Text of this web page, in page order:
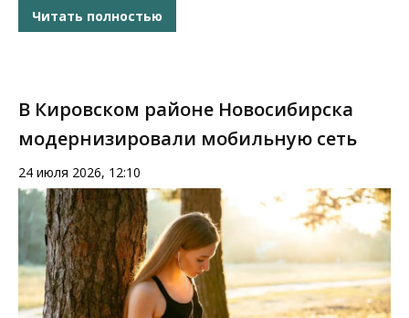
Читать полностью
В Кировском районе Новосибирска
модернизировали мобильную сеть
24 июля 2026, 12:10